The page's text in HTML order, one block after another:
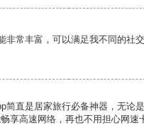
非常丰富，可以满足我不同的社交
简直是居家旅行必备神器，无论
享高速网络，再也不用担心网速